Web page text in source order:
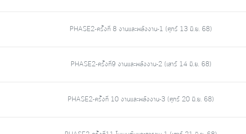
PHASE2-ครั้งที่ 8 งานและพลังงาน-1 (ศุกร์ 13 มิ.ย. 68)
PHASE2-ครั้งที่9 งานและพลังงาน-2 (เสาร์ 14 มิ.ย. 68)
PHASE2-ครั้งที่ 10 งานและพลังงาน-3 (ศุกร์ 20 มิ.ย. 68)